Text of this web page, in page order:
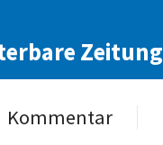
Zeitung
Kommentar